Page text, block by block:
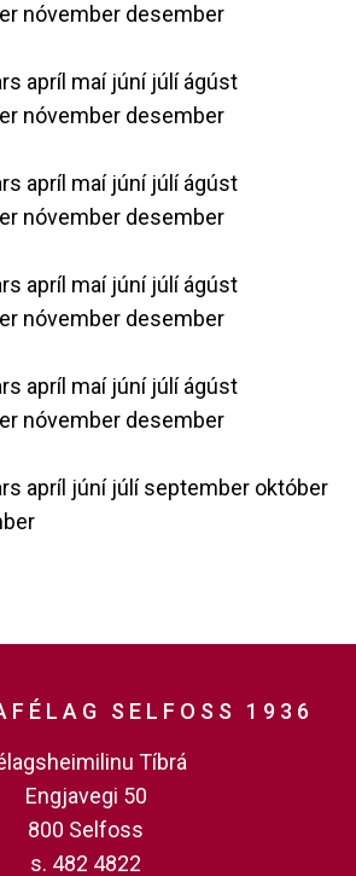
nóvember desember
apríl maí júní júlíágúst
nóvember desember
apríl maí júní júlíágúst
nóvember desember
apríl maí júní júlíágúst
nóvember desember
apríl maí júní júlíágúst
nóvember desember
apríl júní júlíseptember október
SELFOSS 1936
Tíbrá
Engjavegi 50
800 Selfoss
s. 482 4822